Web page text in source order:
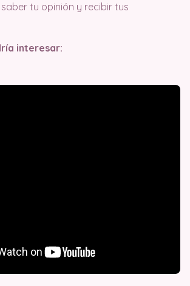
tu opinión y recibir tus
interesar: